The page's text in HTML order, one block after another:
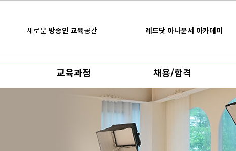
새로운 방송인 교육공간 레드닷 아나운서 아카데미
교육과정 채용/합격